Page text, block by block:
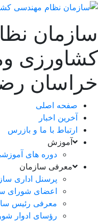
سازمان
کشاورزی
خراسان
صفحه اصلی
آخرین اخبار
ارتباط با ما و بازرس
آموزش
دوره های
معرفی سازمان
پرسنل اداری
اعضای شورای
معرفی رئیس
رؤسای ادوار